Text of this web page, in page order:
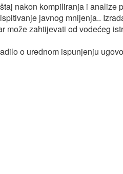
nakon kompiliranja i analize
javnog mnijenja..
može zahtijevati od vodećeg
o urednom ispunjenju